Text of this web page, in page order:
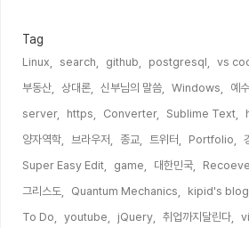
Tag
Linux, search, github, postgresql, vs
부동산,
상대론, 신부님의 말씀, Windows, 예
server,
https, Converter, Sublime Text,
양자역학,
브라우저, 종교, 트위터, Portfolio,
Super Easy Edit,
game, 대한민국,
그리스도,
Quantum Mechanics, kipid's blog,
To Do,
youtube, jQuery, 취업까지달린다,